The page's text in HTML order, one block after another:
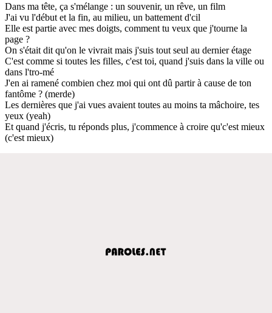
Dans ma tête, ça s'mélange : un souvenir, un rêve, un film
J'ai vu l'début et la fin, au milieu, un battement d'cil
Elle est partie avec mes doigts, comment tu veux que j'tourne la
page ?
On s'était dit qu'on le vivrait mais j'suis tout seul au dernier étage
C'est comme si toutes les filles, c'est toi, quand j'suis dans la ville ou
dans l'tro-mé
J'en ai ramené combien chez moi qui ont dû partir à cause de ton
fantôme ? (merde)
Les dernières que j'ai vues avaient toutes au moins ta mâchoire, tes
yeux (yeah)
Et quand j'écris, tu réponds plus, j'commence à croire qu'c'est mieux
(c'est mieux)